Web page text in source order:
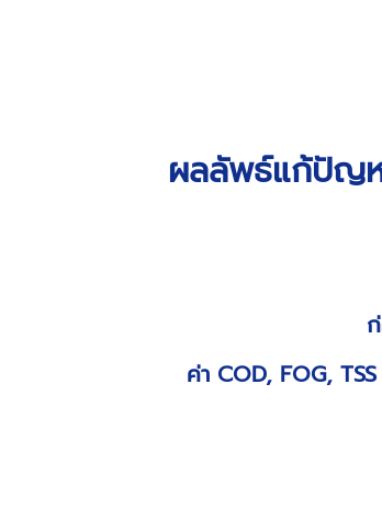
ผลลัพธ์แก้ปัญห
ค่า COD, FOG,